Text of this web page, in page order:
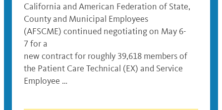
California and American Federation of State,
County and Municipal Employees
(AFSCME) continued negotiating on May 6-
7 for a
new contract for roughly 39,618 members of
the Patient Care Technical (EX) and Service
Employee …